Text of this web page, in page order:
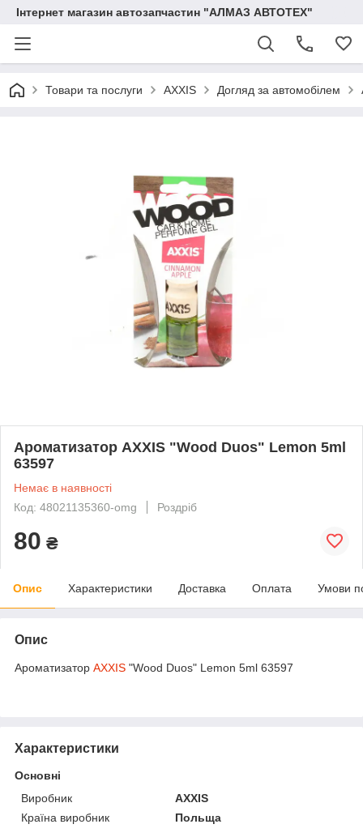
Інтернет магазин автозапчастин "АЛМАЗ АВТОТЕХ"
Товари та послуги AXXIS Догляд за автомобілем
Ароматизатор AXXIS "Wood Duos" Lemon 5ml
63597
Немає в наявності
Код: 48021135360-omg
Роздріб
80 ₴
Опис Характеристики Доставка Оплата Умови
Опис
Ароматизатор AXXIS "Wood Duos" Lemon 5ml 63597
Характеристики
Основні
Виробник
AXXIS
Країна виробник
Польща